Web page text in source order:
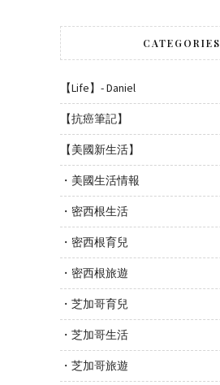
CATEGORIES
【Life】- Daniel
【抗癌筆記】
【美國新生活】
・美國生活情報
・密西根生活
・密西根育兒
・密西根旅遊
・芝加哥育兒
・芝加哥生活
・芝加哥旅遊